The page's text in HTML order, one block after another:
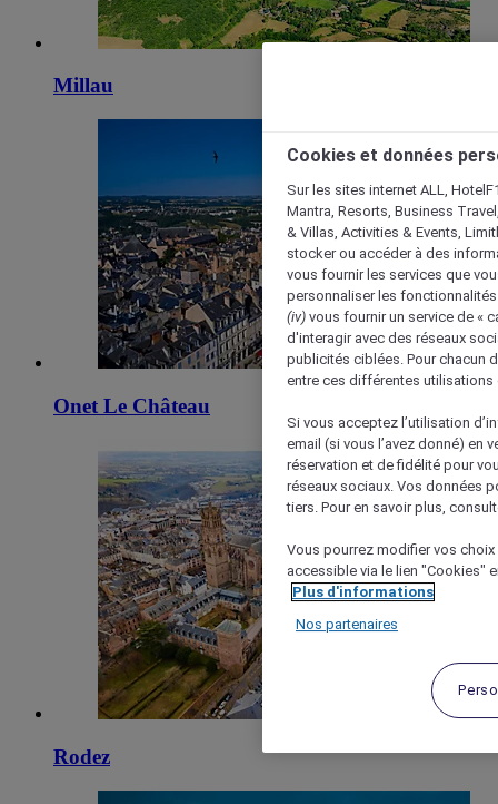
Millau
Onet Le Château
Rodez
Cookies et données
Sur les sites internet ALL,
Mantra, Resorts, Business
& Villas, Activities & Events,
stocker ou accéder à des
vous fournir les services que
personnaliser les
(iv) vous fournir un service de «
d'interagir avec des réseaux
publicités ciblées. Pour chacun
entre ces différentes utilisations
Si vous acceptez l’utilisation
email (si vous l’avez donné) en
réservation et de fidélité pour
réseaux sociaux. Vos données
tiers. Pour en savoir plus,
Vous pourrez modifier vos
accessible via le lien "Cookies"
Plus d'informations
Nos partenaires